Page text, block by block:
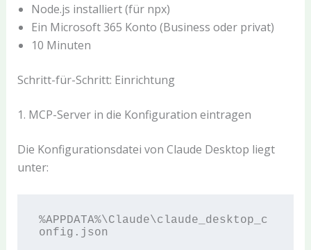
Node.js installiert (für npx)
Ein Microsoft 365 Konto (Business oder privat)
10 Minuten
Schritt-für-Schritt: Einrichtung
1. MCP-Server in die Konfiguration eintragen
Die Konfigurationsdatei von Claude Desktop liegt
unter:
%APPDATA%\Claude\claude_desktop_c